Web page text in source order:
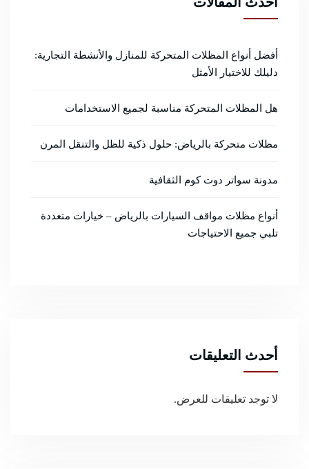
أفضل أنواع المظلات المتحركة للمنازل والأنشطة التجارية:
دليلك للاختيار الأمثل
هل المظلات المتحركة مناسبة لجميع الاستخدامات
مظلات متحركة بالرياض: حلول ذكية للظل والتنقل المرن
مدونة سواتر دوت كوم الثقافية
أنواع مظلات مواقف السيارات بالرياض – خيارات متعددة
تلبي جميع الاحتياجات
أحدث التعليقات
لا توجد تعليقات للعرض.